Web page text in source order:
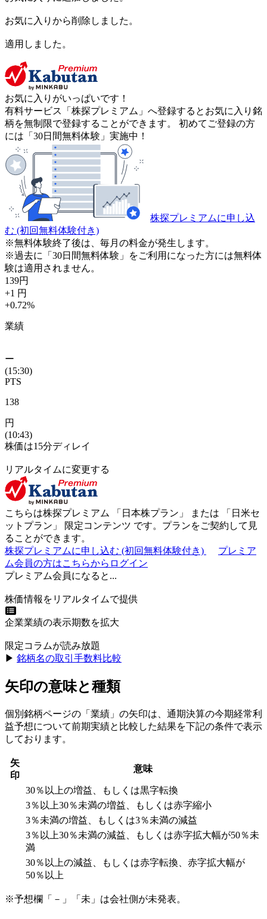
お気に入りから削除しました。
適用しました。
お気に入りがいっぱいです！
有料サービス「株探プレミアム」へ登録するとお気に入り銘
柄を無制限で登録することができます。 初めてご登録の方
には「30日間無料体験」実施中！
株探プレミアムに申し込
む (初回無料体験付き)
※無料体験終了後は、毎月の料金が発生します。
※過去に「30日間無料体験」をご利用になった方には無料体
験は適用されません。
139円
+1 円
+0.72%
業績
ー
(15:30)
PTS
138
円
(10:43)
株価は15分ディレイ
リアルタイムに変更する
こちらは株探プレミアム 「 日本株プラン 」 または 「 日米セ
ットプラン 」 限定コンテンツ です。プランをご契約して見
ることができます。
株探プレミアムに申し込む (初回無料体験付き)
プレミア
ム会員の方はこちらからログイン
プレミアム会員になると...
株価情報をリアルタイムで提供
企業業績の表示期数を拡大
限定コラムが読み放題
▶︎ 銘柄名の取引手数料比較
矢印の意味と種類
個別銘柄ページの「業績」の矢印は、通期決算の今期経常利
益予想について前期実績と比較した結果を下記の条件で表示
しております。
矢
印
意味
30％以上の増益、もしくは黒字転換
3％以上30％未満の増益、もしくは赤字縮小
3％未満の増益、もしくは3％未満の減益
3％以上30％未満の減益、もしくは赤字拡大幅が50％未
満
30％以上の減益、もしくは赤字転換、赤字拡大幅が
50％以上
※予想欄「－」「未」は会社側が未発表。